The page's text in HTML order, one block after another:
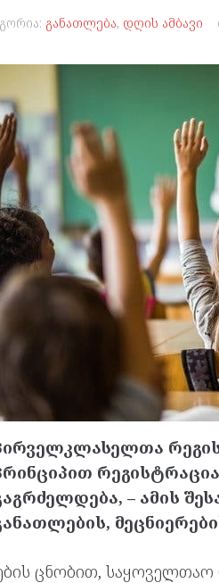
განათლება, დღის ამბავი
– ამის
ცნობით,